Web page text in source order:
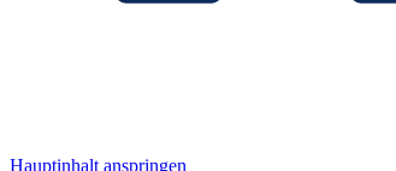
Hauptinhalt anspringen